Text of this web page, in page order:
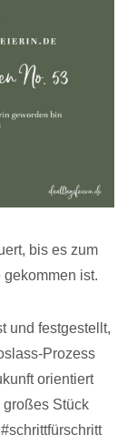
bis es zum
ist.
und festgestellt,
Prozess
orientiert
Stück